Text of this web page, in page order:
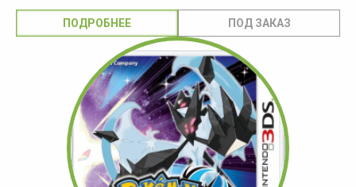
ПОДРОБНЕЕ